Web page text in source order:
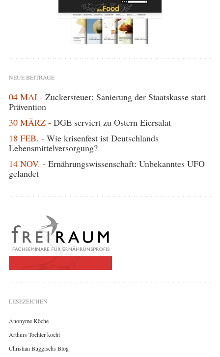
NEUE BEITRÄGE
04 MAI - Zuckersteuer: Sanierung der Staatskasse statt
Prävention
30 MÄRZ - DGE serviert zu Ostern Eiersalat
18 FEB. - Wie krisenfest ist Deutschlands
Lebensmittelversorgung?
14 NOV. - Ernährungswissenschaft: Unbekanntes UFO
gelandet
LESEZEICHEN
Anonyme Köche
Arthurs Tochter kocht
Christian Buggischs Blog